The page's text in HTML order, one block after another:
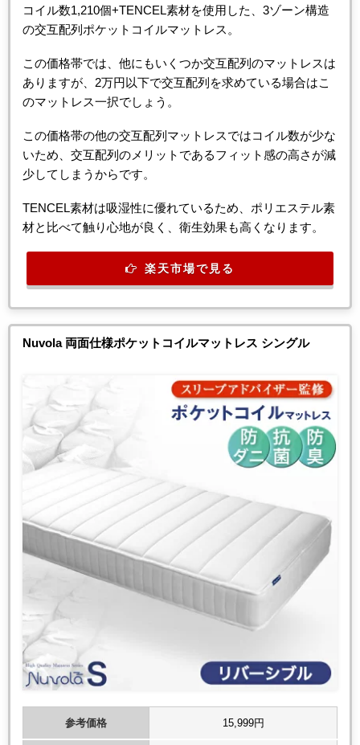
コイル数1,210個+TENCEL素材を使用した、3ゾーン構造
の交互配列ポケットコイルマットレス。
この価格帯では、他にもいくつか交互配列のマットレスは
ありますが、2万円以下で交互配列を求めている場合はこ
のマットレス一択でしょう。
この価格帯の他の交互配列マットレスではコイル数が少な
いため、交互配列のメリットであるフィット感の高さが減
少してしまうからです。
TENCEL素材は吸湿性に優れているため、ポリエステル素
材と比べて触り心地が良く、衛生効果も高くなります。
楽天市場で見る
Nuvola 両面仕様ポケットコイルマットレス シングル
参考価格 15,999円